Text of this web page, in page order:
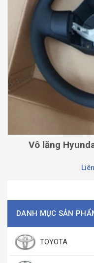
Vô lăng
DANH MỤC SẢN
TOYOTA